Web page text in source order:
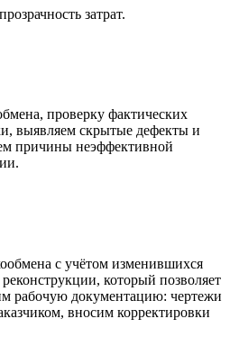
затрат.
проверку фактических
выявляем скрытые дефекты и
причины неэффективной
с учётом изменившихся
который позволяет
рабочую документацию: чертежи
вносим корректировки